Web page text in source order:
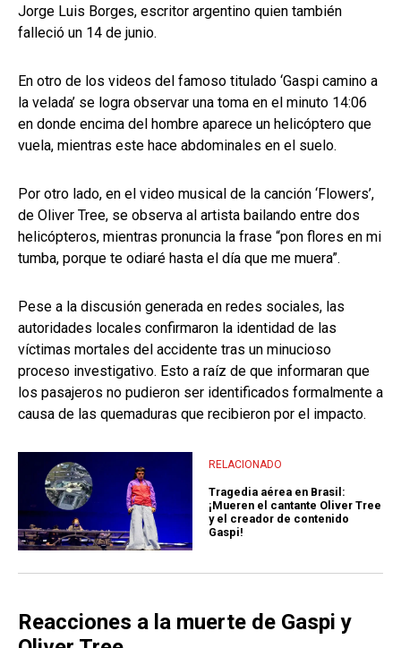
Jorge Luis Borges, escritor argentino quien también
falleció un 14 de junio.
En otro de los videos del famoso titulado ‘Gaspi camino a
la velada’ se logra observar una toma en el minuto 14:06
en donde encima del hombre aparece un helicóptero que
vuela, mientras este hace abdominales en el suelo.
Por otro lado, en el video musical de la canción ‘Flowers’,
de Oliver Tree, se observa al artista bailando entre dos
helicópteros, mientras pronuncia la frase “pon flores en mi
tumba, porque te odiaré hasta el día que me muera”.
Pese a la discusión generada en redes sociales, las
autoridades locales confirmaron la identidad de las
víctimas mortales del accidente tras un minucioso
proceso investigativo. Esto a raíz de que informaran que
los pasajeros no pudieron ser identificados formalmente a
causa de las quemaduras que recibieron por el impacto.
RELACIONADO
Tragedia aérea en Brasil:
¡Mueren el cantante Oliver Tree
y el creador de contenido
Gaspi!
Reacciones a la muerte de Gaspi y